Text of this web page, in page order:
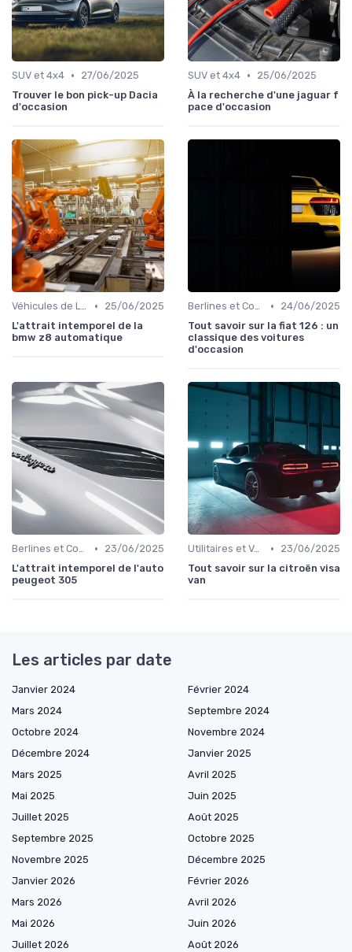
SUV et 4x4 •
27/06/2025
Trouver le bon pick-up Dacia
d'occasion
SUV et 4x4 •
25/06/2025
À la recherche d'une jaguar f
pace d'occasion
Véhicules de Luxe •
25/06/2025
L'attrait intemporel de la
bmw z8 automatique
Berlines et Compactes •
24/06/2025
Tout savoir sur la fiat 126 : un
classique des voitures
d'occasion
Berlines et Compactes •
23/06/2025
L'attrait intemporel de l'auto
peugeot 305
Utilitaires et Véhicules Spéciaux •
23/06/2025
Tout savoir sur la citroën visa
van
Les articles par date
Janvier 2024
Février 2024
Mars 2024
Septembre 2024
Octobre 2024
Novembre 2024
Décembre 2024
Janvier 2025
Mars 2025
Avril 2025
Mai 2025
Juin 2025
Juillet 2025
Août 2025
Septembre 2025
Octobre 2025
Novembre 2025
Décembre 2025
Janvier 2026
Février 2026
Mars 2026
Avril 2026
Mai 2026
Juin 2026
Juillet 2026
Août 2026